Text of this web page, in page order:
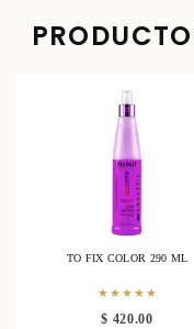
TO FIX COLOR 290 ML
★★★★★
$ 420.00